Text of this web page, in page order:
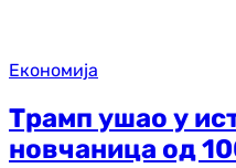
Економија
Трамп ушао у
новчаница од